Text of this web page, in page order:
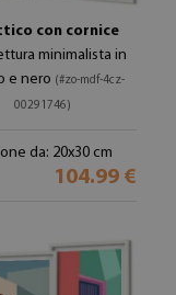
con cornice
minimalista in
e nero (#zo-mdf-4cz-
00291746)
da: 20x30 cm
104.99 €